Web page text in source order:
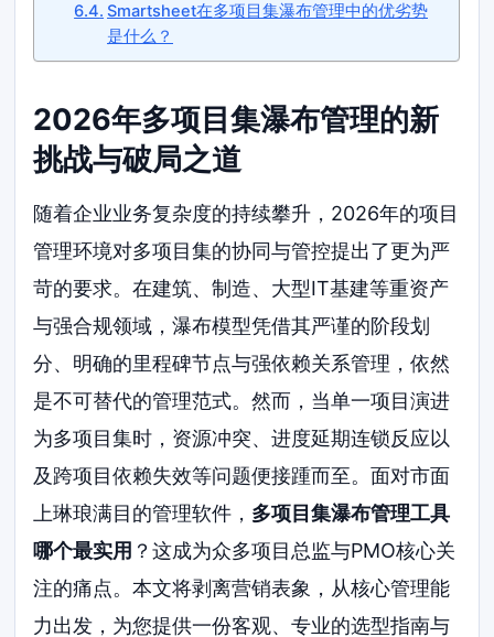
Smartsheet在多项目集瀑布管理中的优劣势
是什么？
2026年多项目集瀑布管理的新
挑战与破局之道
随着企业业务复杂度的持续攀升，2026年的项目
管理环境对多项目集的协同与管控提出了更为严
苛的要求。在建筑、制造、大型IT基建等重资产
与强合规领域，瀑布模型凭借其严谨的阶段划
分、明确的里程碑节点与强依赖关系管理，依然
是不可替代的管理范式。然而，当单一项目演进
为多项目集时，资源冲突、进度延期连锁反应以
及跨项目依赖失效等问题便接踵而至。面对市面
上琳琅满目的管理软件， 多项目集瀑布管理工具
哪个最实用 ？这成为众多项目总监与PMO核心关
注的痛点。本文将剥离营销表象，从核心管理能
力出发，为您提供一份客观、专业的选型指南与